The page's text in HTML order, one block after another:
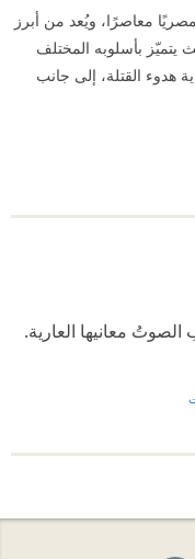
معاصرًا، ويُعد من أبرز
يتميّز بأسلوبه المختلف
هدوء القتلة، إلى جانب
معانيها العارية.